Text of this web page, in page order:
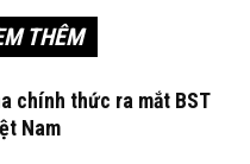
THÊM
chính thức ra mắt BST
Nam